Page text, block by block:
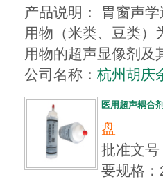
产品说明： 胃窗声
用物（米类、豆类）
用物的超声显像剂及
公司名称： 杭州胡庆
医用超声耦合剂
盘
批准文
要规格